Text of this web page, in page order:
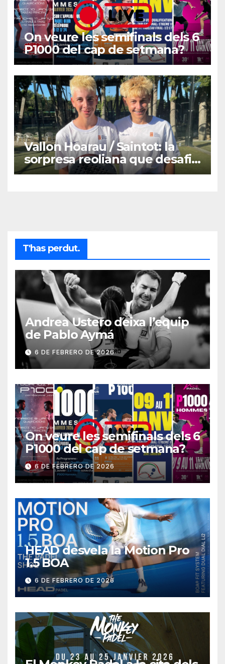
On veure les semifinals dels 6
P1000 del cap de setmana?
Vallon Hoarau / Saintot: la
sorpresa reoliana que desafia
la cap de sèrie 1
T'has perdut.
Andrea Ustero deixa l’equip
de Pablo Aymá
6 DE FEBRERO DE 2026
On veure les semifinals dels 6
P1000 del cap de setmana?
6 DE FEBRERO DE 2026
HEAD desvela la Motion Pro
1.5 BOA
6 DE FEBRERO DE 2026